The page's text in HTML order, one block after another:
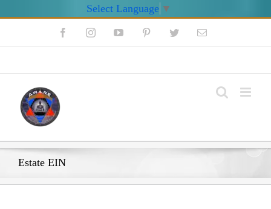
Select Language ▼
FacebookInstagramYouTube PinterestTwitterEmail
Estate EIN